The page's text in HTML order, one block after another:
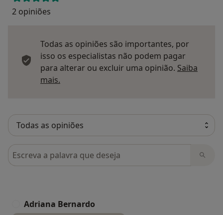
2 opiniões
Todas as opiniões são importantes, por
isso os especialistas não podem pagar
para alterar ou excluir uma opinião. Saiba
mais.
Pesquisar em opiniões
Adriana Bernardo